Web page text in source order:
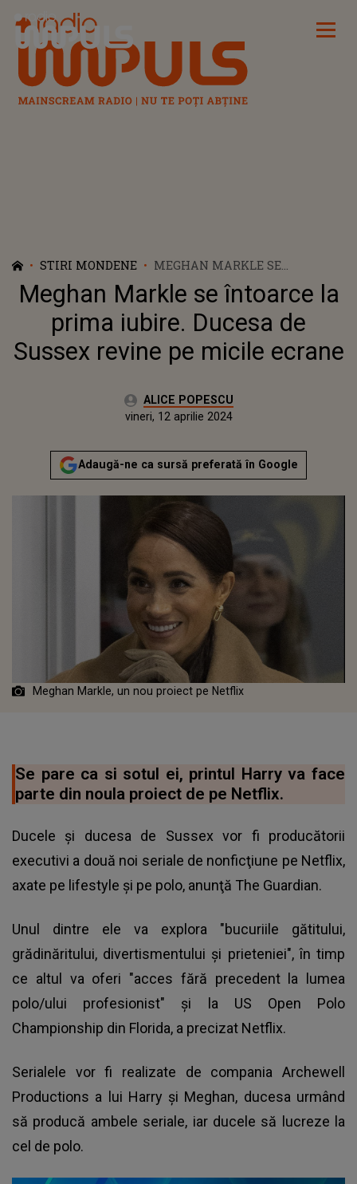
Radio Impuls
STIRI MONDENE
MEGHAN MARKLE SE
ÎNTOARCE LA PRIMA IUBIRE.
DUCESA DE SUSSEX REVINE PE
MICILE ECRANE
Meghan Markle se întoarce la
prima iubire. Ducesa de
Sussex revine pe micile ecrane
Autor:ALICE POPESCU
Actualizat:
vineri, 12 aprilie 2024
Adaugă-ne ca sursă preferată în Google
Meghan Markle, un nou proiect pe Netflix
Se pare ca si sotul ei, printul Harry va face
parte din noula proiect de pe Netflix.
Ducele şi ducesa de Sussex vor fi producătorii
executivi a două noi seriale de nonficţiune pe Netflix,
axate pe lifestyle şi pe polo, anunţă The Guardian.
Unul dintre ele va explora "bucuriile gătitului,
grădinăritului, divertismentului şi prieteniei", în timp
ce altul va oferi "acces fără precedent la lumea
polo/ului profesionist" şi la US Open Polo
Championship din Florida, a precizat Netflix.
Serialele vor fi realizate de compania Archewell
Productions a lui Harry şi Meghan, ducesa urmând
să producă ambele seriale, iar ducele să lucreze la
cel de polo.